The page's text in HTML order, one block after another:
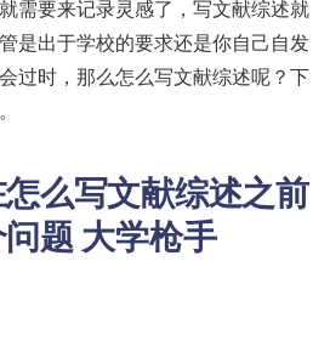
需要来记录灵感了，写文献综述就
是出于学校的要求还是你自己自发
过时，那么怎么写文献综述呢？下
么写文献综述之前
题 大学枪手